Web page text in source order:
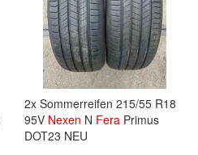
2x Sommerreifen 215/55 R18
95V Nexen N Fera Primus
DOT23 NEU